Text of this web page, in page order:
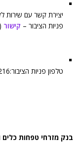
יצירת קשר עם שירות
פניות הציבור – קישור
טלפון פניות הציבור:03-7549216, פקס: 03-5754452
בנק מזרחי טפחות כלים